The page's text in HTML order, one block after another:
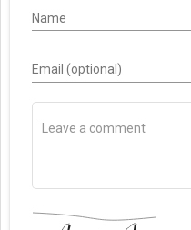
Name
Email (optional)